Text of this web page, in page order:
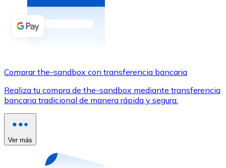
Comprar con efectivo
Transferencia SEPA
Utiliza tarjetas Visa y Mastercard para comprar
Comprar con tarjeta
Comprar the-sandbox con transferencia bancaria
Realiza tu compra de the-sandbox mediante transferencia
bancaria tradicional de manera rápida y segura.
Ver más